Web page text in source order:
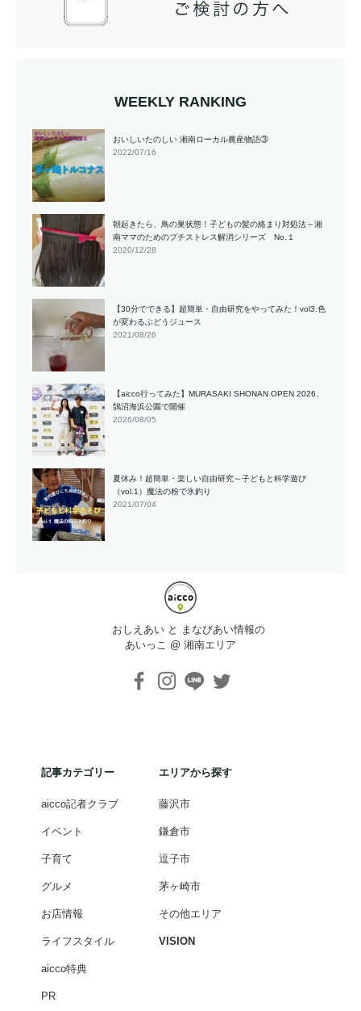
WEEKLY RANKING
おいしいたのしい 湘南ローカル農産物語③
2022/07/16
朝起きたら、鳥の巣状態！子どもの髪の絡まり対処法～湘
南ママのためのプチストレス解消シリーズ No.１
2020/12/28
【30分でできる】超簡単・自由研究をやってみた！vol3.色
が変わるぶどうジュース
2021/08/26
【aicco行ってみた】MURASAKI SHONAN OPEN 2026、
鵠沼海浜公園で開催
2026/08/05
夏休み！超簡単・楽しい自由研究～子どもと科学遊び
（vol.1）魔法の粉で氷釣り
2021/07/04
おしえあい と まなびあい情報の
あいっこ @ 湘南エリア
記事カテゴリー
aicco記者クラブ
イベント
子育て
グルメ
お店情報
ライフスタイル
aicco特典
PR
エリアから探す
藤沢市
鎌倉市
逗子市
茅ヶ崎市
その他エリア
VISION